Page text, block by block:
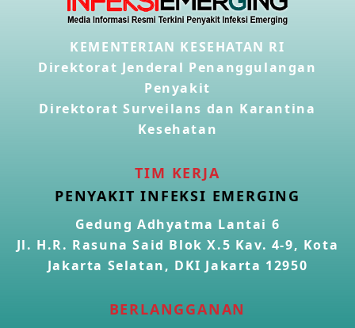
KEMENTERIAN KESEHATAN RI
Direktorat Jenderal Penanggulangan
Penyakit
Direktorat Surveilans dan Karantina
Kesehatan
TIM KERJA
PENYAKIT INFEKSI EMERGING
Gedung Adhyatma Lantai 6
Jl. H.R. Rasuna Said Blok X.5 Kav. 4-9, Kota
Jakarta Selatan, DKI Jakarta 12950
BERLANGGANAN